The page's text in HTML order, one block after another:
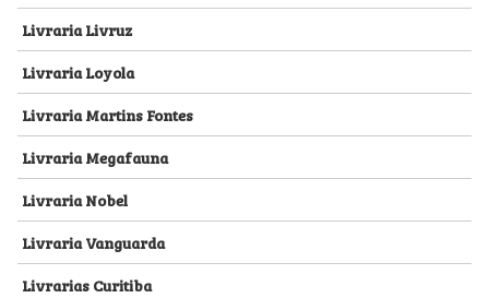
Livraria Livruz
Livraria Loyola
Livraria Martins Fontes
Livraria Megafauna
Livraria Nobel
Livraria Vanguarda
Livrarias Curitiba